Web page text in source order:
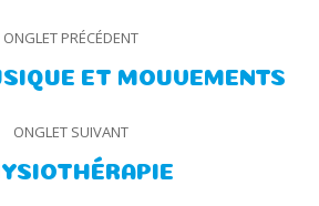
ONGLET PRÉCÉDENT
Onglet
ET MOUVEMENTS
ONGLET SUIVANT
Onglet